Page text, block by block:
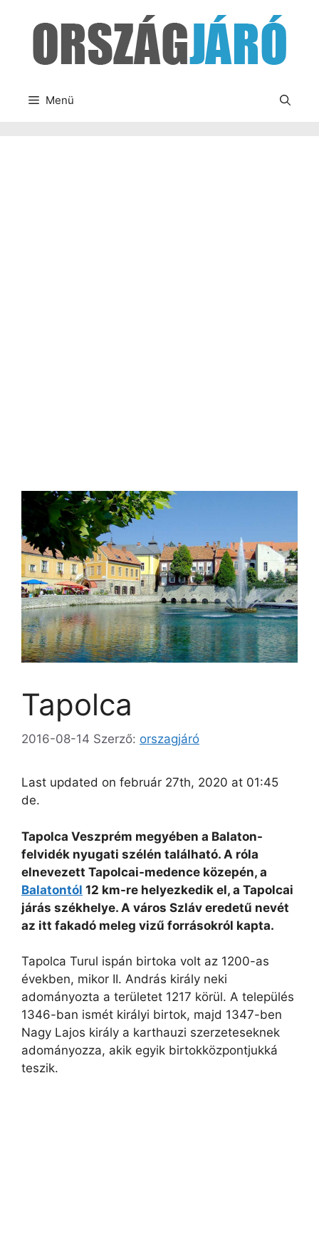
Menü
Tapolca
2016-08-14 Szerző: orszagjáró
Last updated on február 27th, 2020 at 01:45
de.
Tapolca Veszprém megyében a Balaton-
felvidék nyugati szélén található. A róla
elnevezett Tapolcai-medence közepén, a
Balatontól 12 km-re helyezkedik el, a Tapolcai
járás székhelye. A város Szláv eredetű nevét
az itt fakadó meleg vizű forrásokról kapta.
Tapolca Turul ispán birtoka volt az 1200-as
években, mikor II. András király neki
adományozta a területet 1217 körül. A település
1346-ban ismét királyi birtok, majd 1347-ben
Nagy Lajos király a karthauzi szerzeteseknek
adományozza, akik egyik birtokközpontjukká
teszik.